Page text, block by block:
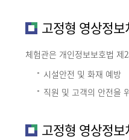
고정형 영상정
체험관은 개인정보보호법 제
시설안전 및 화재 예방
직원 및 고객의 안전을
고정형 영상정